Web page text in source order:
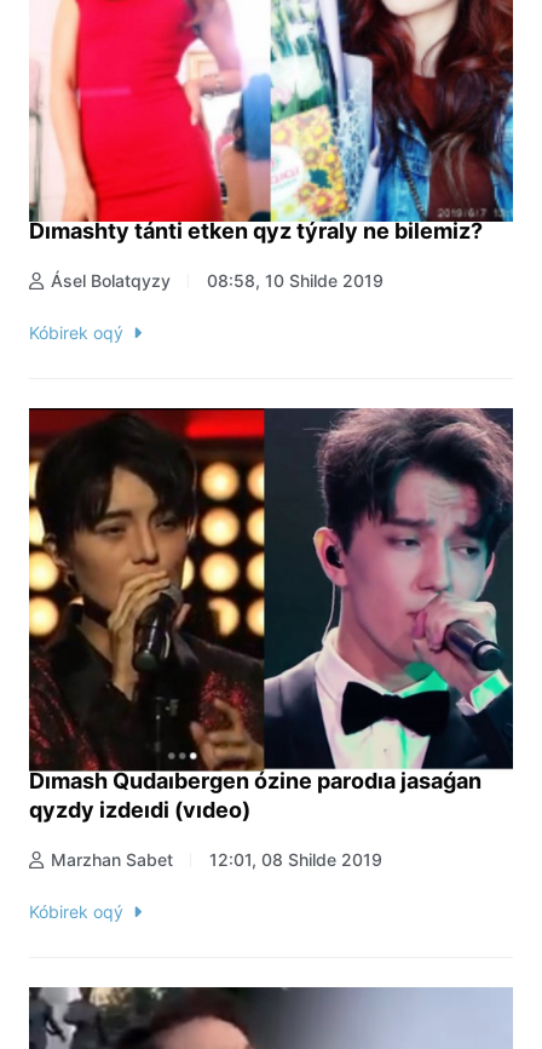
Dımashty tánti etken qyz týraly ne bilemiz?
Ásel Bolatqyzy 08:58, 10 Shilde 2019
Kóbirek oqý
Dımash Qudaıbergen ózine parodıa jasaǵan
qyzdy izdeıdi (vıdeo)
Marzhan Sabet 12:01, 08 Shilde 2019
Kóbirek oqý